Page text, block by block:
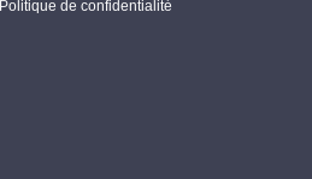
Politique de confidentialité